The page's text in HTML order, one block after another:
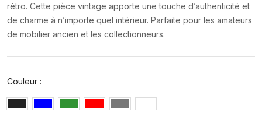
rétro. Cette pièce vintage apporte une touche d’authenticité et
de charme à n’importe quel intérieur. Parfaite pour les amateurs
de mobilier ancien et les collectionneurs.
Couleur :